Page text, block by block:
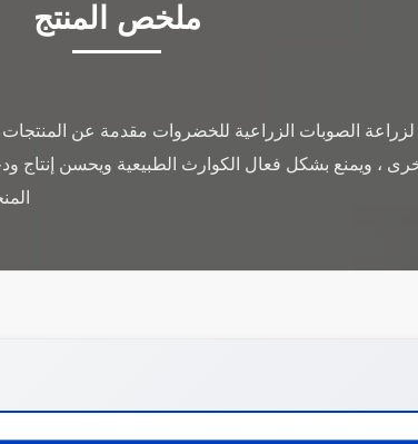
ملخص المنتج
الصوبات الزراعية للخضروات مقدمة عن
، ويمنع بشكل فعال الكوارث الطبيعية ويحسن إنتاج